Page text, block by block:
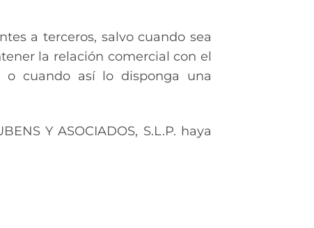
a terceros, salvo cuando sea
la relación comercial con el
o cuando así lo disponga una
Y ASOCIADOS, S.L.P. haya